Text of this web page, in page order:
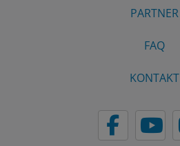
PARTNER
FAQ
KONTAKT